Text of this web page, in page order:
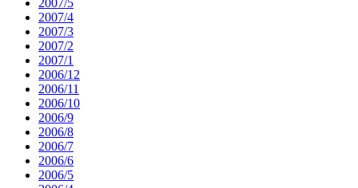
2007/4
2007/3
2007/2
2007/1
2006/12
2006/11
2006/10
2006/9
2006/8
2006/7
2006/6
2006/5